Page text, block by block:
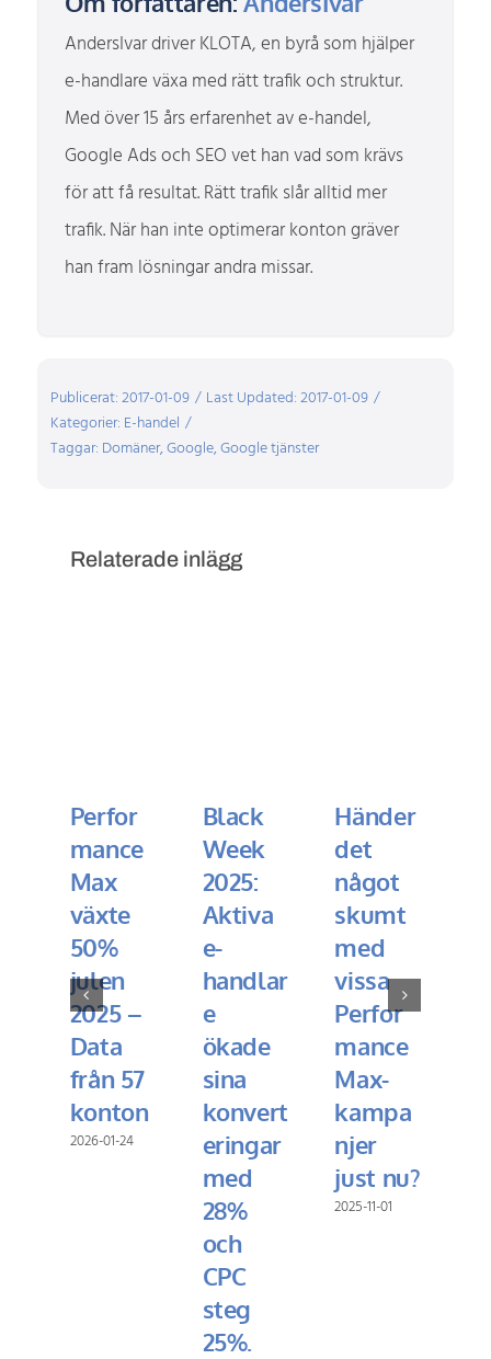
AndersIvar driver KLOTA, en byrå som hjälper
e-handlare växa med rätt trafik och struktur.
Med över 15 års erfarenhet av e-handel,
Google Ads och SEO vet han vad som krävs
för att få resultat. Rätt trafik slår alltid mer
trafik. När han inte optimerar konton gräver
han fram lösningar andra missar.
Publicerat: 2017-01-09 / Last Updated: 2017-01-09 /
Kategorier: E-handel /
Taggar: Domäner,Google,Google tjänster
Relaterade inlägg
Perfor
mance
Max
växte
50%
julen
2025 –
Data
från 57
konton
2026-01-24
Black
Week
2025:
Aktiva
e-
handlar
e
ökade
sina
konvert
eringar
med
28%
och
CPC
steg
25%.
Händer
det
något
skumt
med
vissa
Perfor
mance
Max-
kampa
njer
just nu?
2025-11-01